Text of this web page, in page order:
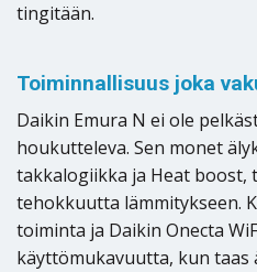
tingitään.
Toiminnallisuus joka
Daikin Emura N ei ole
houkutteleva. Sen monet
takkalogiikka ja Heat boost,
tehokkuutta lämmitykseen.
toiminta ja Daikin Onecta
käyttömukavuutta, kun taas